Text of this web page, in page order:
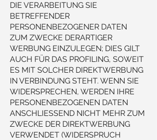
DIE VERARBEITUNG SIE
BETREFFENDER
PERSONENBEZOGENER DATEN
ZUM ZWECKE DERARTIGER
WERBUNG EINZULEGEN; DIES GILT
AUCH FÜR DAS PROFILING, SOWEIT
ES MIT SOLCHER DIREKTWERBUNG
IN VERBINDUNG STEHT. WENN SIE
WIDERSPRECHEN, WERDEN IHRE
PERSONENBEZOGENEN DATEN
ANSCHLIESSEND NICHT MEHR ZUM
ZWECKE DER DIREKTWERBUNG
VERWENDET (WIDERSPRUCH